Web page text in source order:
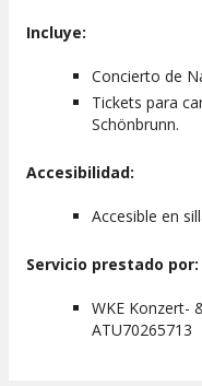
Incluye:
Concierto de
Tickets para
Schönbrunn.
Accesibilidad:
Accesible en
Servicio prestado por:
WKE Konzert-
ATU70265713